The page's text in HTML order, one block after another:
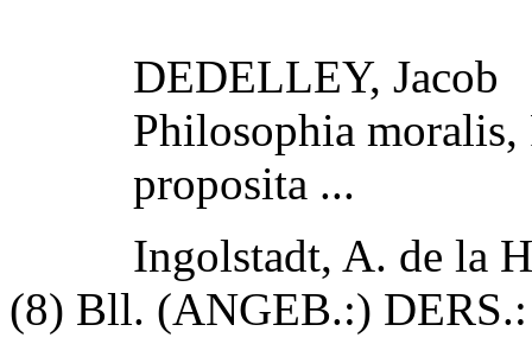
DEDELLEY, Jacob
Philosophia
proposita ...
Ingolstadt, A. de la
(8) Bll. (ANGEB.:) DERS.: